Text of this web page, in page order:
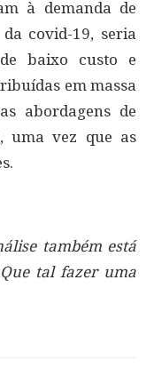
à demanda de
covid-19, seria
baixo custo e
em massa
abordagens de
uma vez que as
também está
tal fazer uma